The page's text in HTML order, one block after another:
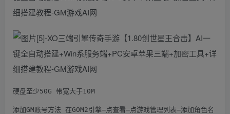
硬盘至少50G 带宽大于10M
添加GM账号方法 在GOM2引擎–点查看–点游戏管理列表–添加角色名